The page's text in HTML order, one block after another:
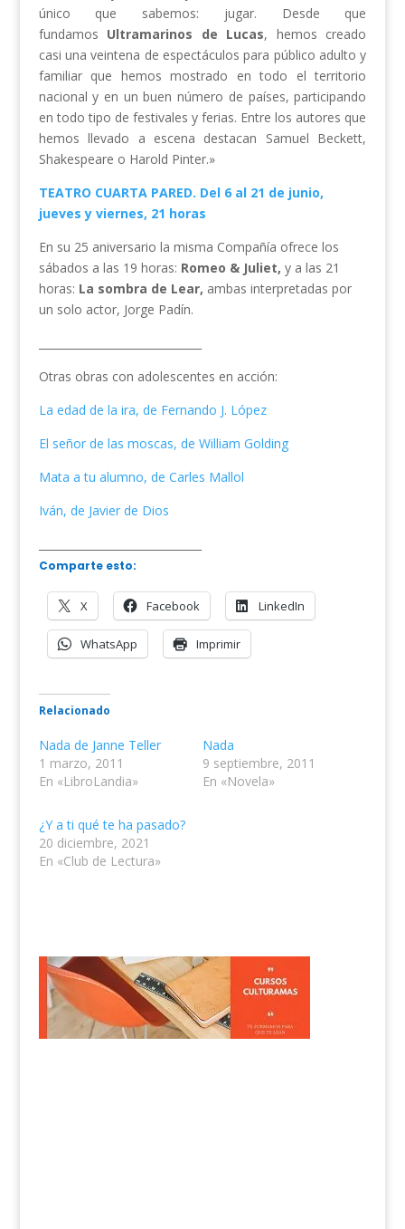
único que sabemos: jugar. Desde que
fundamos Ultramarinos de Lucas, hemos creado
casi una veintena de espectáculos para público adulto y
familiar que hemos mostrado en todo el territorio
nacional y en un buen número de países, participando
en todo tipo de festivales y ferias. Entre los autores que
hemos llevado a escena destacan Samuel Beckett,
Shakespeare o Harold Pinter.»
TEATRO CUARTA PARED. Del 6 al 21 de junio,
jueves y viernes, 21 horas
En su 25 aniversario la misma Compañía ofrece los
sábados a las 19 horas: Romeo & Juliet, y a las 21
horas: La sombra de Lear, ambas interpretadas por
un solo actor, Jorge Padín.
Otras obras con adolescentes en acción:
La edad de la ira, de Fernando J. López
El señor de las moscas, de William Golding
Mata a tu alumno, de Carles Mallol
Iván, de Javier de Dios
Comparte esto:
X Facebook LinkedIn
WhatsApp Imprimir
Relacionado
Nada de Janne Teller
1 marzo, 2011
En «LibroLandia»
Nada
9 septiembre, 2011
En «Novela»
¿Y a ti qué te ha pasado?
20 diciembre, 2021
En «Club de Lectura»